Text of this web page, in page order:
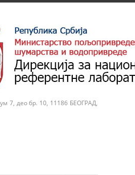
7, део бр. 10, 11186 БЕОГРАД,